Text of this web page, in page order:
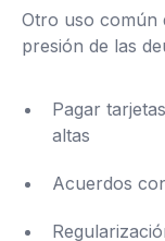
Otro uso común
presión de las
Pagar
altas
Acuerdos